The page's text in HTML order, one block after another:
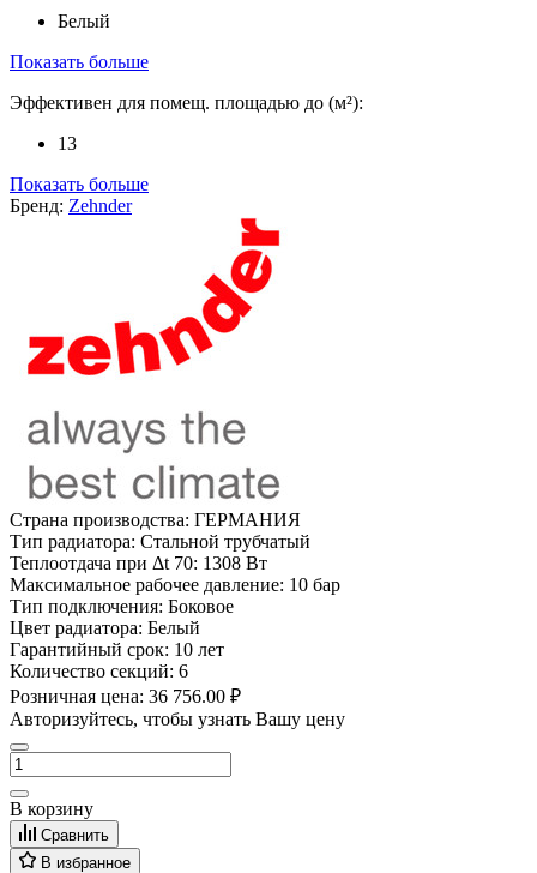
Белый
Показать больше
Эффективен для помещ. площадью до (м²):
13
Показать больше
Бренд: Zehnder
Страна производства: ГЕРМАНИЯ
Тип радиатора: Стальной трубчатый
Теплоотдача при Δt 70: 1308 Вт
Максимальное рабочее давление: 10 бар
Тип подключения: Боковое
Цвет радиатора: Белый
Гарантийный срок: 10 лет
Количество секций: 6
Розничная цена: 36 756.00 ₽
Авторизуйтесь, чтобы узнать Вашу цену
В корзину
Сравнить
В избранное